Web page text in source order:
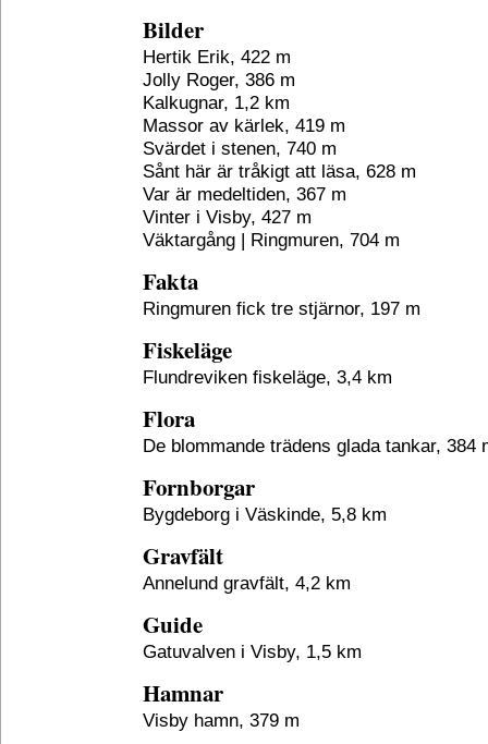
Bilder
Hertik Erik, 422 m
Jolly Roger, 386 m
Kalkugnar, 1,2 km
Massor av kärlek, 419 m
Svärdet i stenen, 740 m
Sånt här är tråkigt att läsa, 628 m
Var är medeltiden, 367 m
Vinter i Visby, 427 m
Väktargång | Ringmuren, 704 m
Fakta
Ringmuren fick tre stjärnor, 197 m
Fiskeläge
Flundreviken fiskeläge, 3,4 km
Flora
De blommande trädens glada tankar, 384
Fornborgar
Bygdeborg i Väskinde, 5,8 km
Gravfält
Annelund gravfält, 4,2 km
Guide
Gatuvalven i Visby, 1,5 km
Hamnar
Visby hamn, 379 m